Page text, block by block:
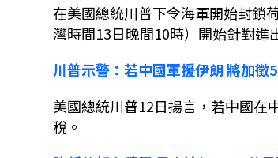
在美國總統川普下令海軍開始封鎖
灣時間13日晚間10時）開始針對進
川普示警：若中國軍援伊朗將加徵
美國總統川普12日揚言，若中國在
稅。